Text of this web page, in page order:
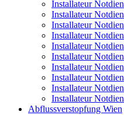
Installateur
Installateur
Installateur
Installateur
Installateur
Installateur
Installateur
Installateur
Installateur
Installateur
Abflussverstopfung Wien